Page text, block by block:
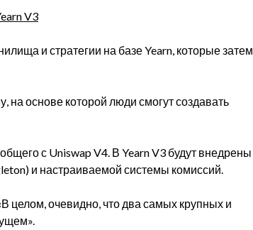
V3
и стратегии на базе Yearn, которые затем
на основе которой люди смогут создавать
с Uniswap V4. В Yearn V3 будут внедрены
и настраиваемой системы комиссий.
целом, очевидно, что два самых крупных и